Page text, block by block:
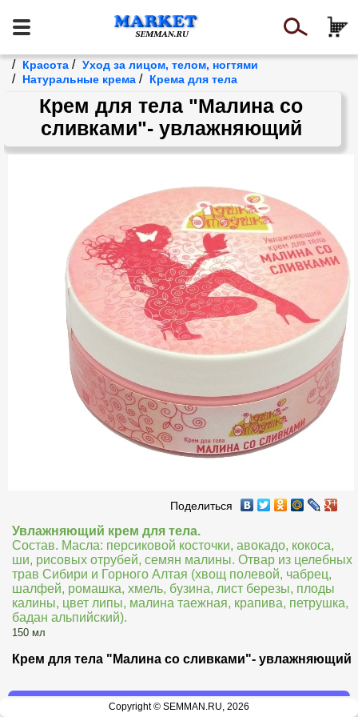
/ Красота / Уход за лицом, телом, ногтями
/ Натуральные крема / Крема для тела
Крем для тела "Малина со
сливками"- увлажняющий
Поделиться
Увлажняющий крем для тела.
Состав. Масла: персиковой косточки, авокадо, кокоса,
ши, рисовых отрубей, семян малины. Отвар из целебных
трав Сибири и Горного Алтая (хвощ полевой, чабрец,
шалфей, ромашка, хмель, бузина, лист березы, плоды
калины, цвет липы, малина таежная, крапива, петрушка,
бадан альпийский).
150 мл
Крем для тела "Малина со сливками"- увлажняющий
360.00 руб.Copyright © SEMMAN.RU, 2026